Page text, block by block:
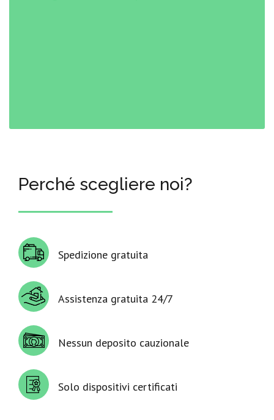
Perché scegliere noi?
Spedizione gratuita
Assistenza gratuita 24/7
Nessun deposito cauzionale
Solo dispositivi certificati